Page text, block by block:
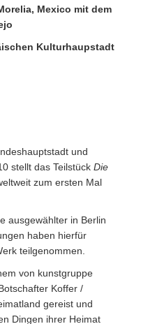
Mexico mit dem
Kulturhaupstadt
und
stellt das Teilstück Die
zum ersten Mal
ausgewählter in Berlin
haben hierfür
teilgenommen.
von kunstgruppe
Koffer /
gereist und
Dingen ihrer Heimat